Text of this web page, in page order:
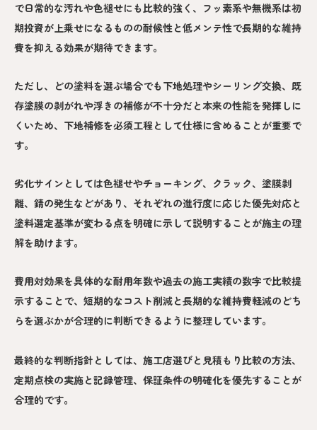
で日常的な汚れや色褪せにも比較的強く、フッ素系や無機系は初
期投資が上乗せになるものの耐候性と低メンテ性で長期的な維持
費を抑える効果が期待できます。
ただし、どの塗料を選ぶ場合でも下地処理やシーリング交換、既
存塗膜の剥がれや浮きの補修が不十分だと本来の性能を発揮しに
くいため、下地補修を必須工程として仕様に含めることが重要で
す。
劣化サインとしては色褪せやチョーキング、クラック、塗膜剥
離、錆の発生などがあり、それぞれの進行度に応じた優先対応と
塗料選定基準が変わる点を明確に示して説明することが施主の理
解を助けます。
費用対効果を具体的な耐用年数や過去の施工実績の数字で比較提
示することで、短期的なコスト削減と長期的な維持費軽減のどち
らを選ぶかが合理的に判断できるように整理しています。
最終的な判断指針としては、施工店選びと見積もり比較の方法、
定期点検の実施と記録管理、保証条件の明確化を優先することが
合理的です。